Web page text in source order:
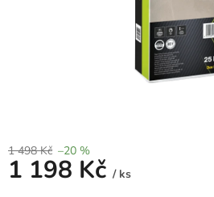
1 498 Kč –20 %
1 198 Kč / ks